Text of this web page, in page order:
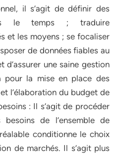
il s’agit de définir des
le temps ; traduire
et les moyens ; se focaliser
de données fiables au
une saine gestion
pour la mise en place des
l’élaboration du budget de
: Il s’agit de procéder
de l’ensemble de
conditionne le choix
de marchés. Il s’agit plus